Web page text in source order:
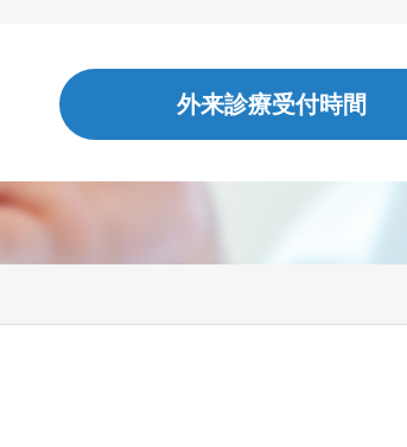
外来診療受付時間